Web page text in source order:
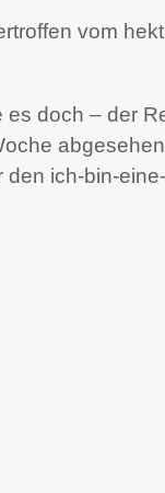
vom
doch – der
ich-bin-